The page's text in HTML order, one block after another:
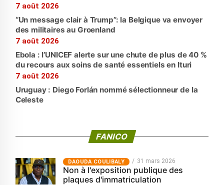
7 août 2026
“Un message clair à Trump”: la Belgique va envoyer
des militaires au Groenland
7 août 2026
Ebola : l’UNICEF alerte sur une chute de plus de 40 %
du recours aux soins de santé essentiels en Ituri
7 août 2026
Uruguay : Diego Forlán nommé sélectionneur de la
Celeste
FANICO
‎DAOUDA COULIBALY 31 mars 2026
Non à l'exposition publique des
plaques d'immatriculation